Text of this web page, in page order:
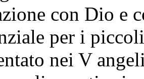
con Dio e
per i
nei V